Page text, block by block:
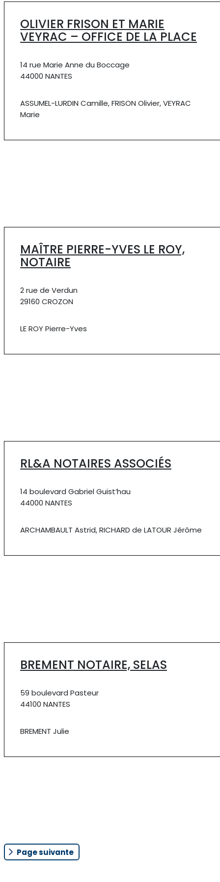
OLIVIER FRISON ET MARIE
VEYRAC – OFFICE DE LA PLACE
14 rue Marie Anne du Boccage
44000 NANTES
ASSUMEL-LURDIN Camille, FRISON Olivier, VEYRAC
Marie
MAÎTRE PIERRE-YVES LE ROY,
NOTAIRE
2 rue de Verdun
29160 CROZON
LE ROY Pierre-Yves
RL&A NOTAIRES ASSOCIÉS
14 boulevard Gabriel Guist’hau
44000 NANTES
ARCHAMBAULT Astrid, RICHARD de LATOUR Jérôme
BREMENT NOTAIRE, SELAS
59 boulevard Pasteur
44100 NANTES
BREMENT Julie
Page suivante